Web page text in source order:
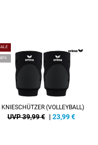
KNIESCHÜTZER (VOLLEYBALL)
UVP 39,99 € | 23,99€